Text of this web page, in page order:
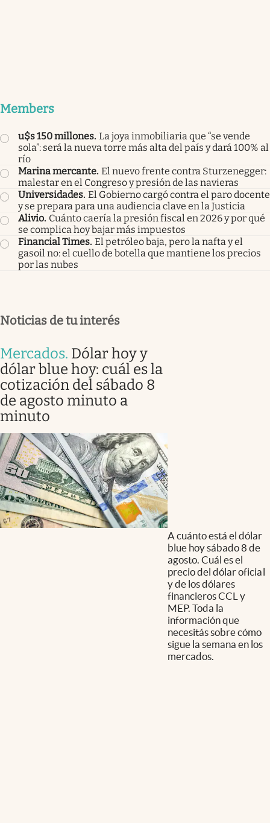
Members
u$s 150 millones. La joya inmobiliaria que “se vende
sola”: será la nueva torre más alta del país y dará 100% al
río
Marina mercante. El nuevo frente contra Sturzenegger:
malestar en el Congreso y presión de las navieras
Universidades. El Gobierno cargó contra el paro docente
y se prepara para una audiencia clave en la Justicia
Alivio. Cuánto caería la presión fiscal en 2026 y por qué
se complica hoy bajar más impuestos
Financial Times. El petróleo baja, pero la nafta y el
gasoil no: el cuello de botella que mantiene los precios
por las nubes
Noticias de tu interés
Mercados. Dólar hoy y
dólar blue hoy: cuál es la
cotización del sábado 8
de agosto minuto a
minuto
A cuánto está el dólar
blue hoy sábado 8 de
agosto. Cuál es el
precio del dólar oficial
y de los dólares
financieros CCL y
MEP. Toda la
información que
necesitás sobre cómo
sigue la semana en los
mercados.